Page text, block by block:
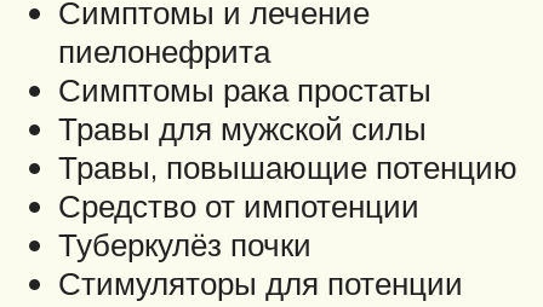
Симптомы и лечение
пиелонефрита
Симптомы рака простаты
Травы для мужской силы
Травы, повышающие потенцию
Средство от импотенции
Туберкулёз почки
Стимуляторы для потенции